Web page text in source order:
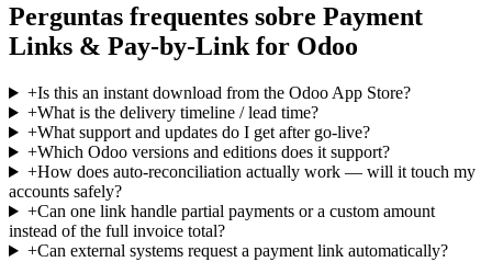
Perguntas frequentes sobre Payment
Links & Pay-by-Link for Odoo
+Is this an instant download from the Odoo App Store?
+What is the delivery timeline / lead time?
+What support and updates do I get after go-live?
+Which Odoo versions and editions does it support?
+How does auto-reconciliation actually work — will it touch my
accounts safely?
+Can one link handle partial payments or a custom amount
instead of the full invoice total?
+Can external systems request a payment link automatically?